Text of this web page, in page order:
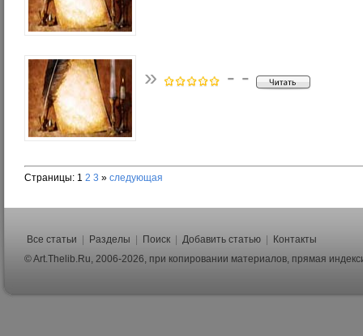
» - -
Страницы: 1 2 3 » следующая
Все статьи Разделы Поиск Добавить статью
Контакты
© Art.Thelib.Ru, 2006-2026, при копировании материалов, прямая